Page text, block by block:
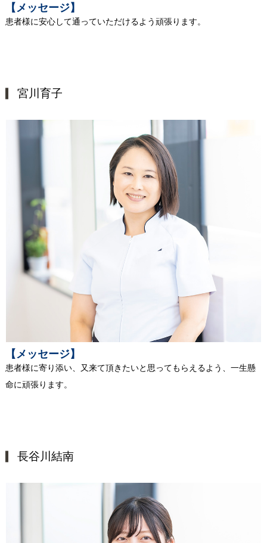
【メッセージ】
患者様に安心して通っていただけるよう頑張ります。
宮川育子
【メッセージ】
患者様に寄り添い、又来て頂きたいと思ってもらえるよう、一生懸
命に頑張ります。
長谷川結南